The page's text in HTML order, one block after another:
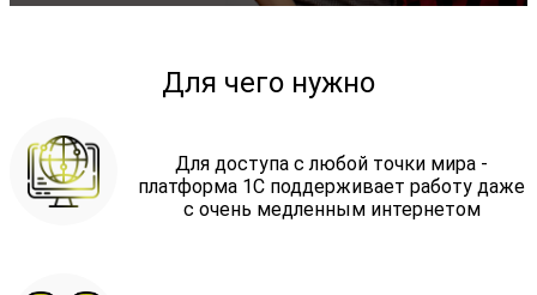
Для чего нужно
Для доступа с любой точки мира -
платформа 1С поддерживает работу даже
с очень медленным интернетом